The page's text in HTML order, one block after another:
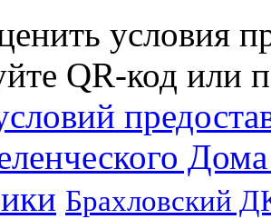
условия
QR-код или
Брахловский